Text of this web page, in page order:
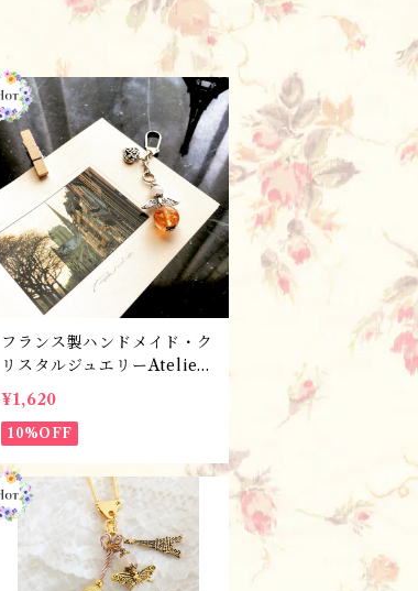
フランス製ハンドメイド・ク
リスタルジュエリーAtelier
Angélique バッグチャー
ム・キーホルダー／CELES
T-LAMPWORK ABRICOT
ズ
¥1,620
10%OFF